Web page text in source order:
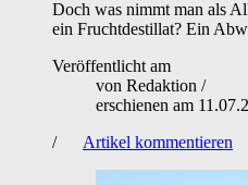
Doch was nimmt man als
ein Fruchtdestillat? Ein
Veröffentlicht am
von Redaktion /
erschienen am
/
Artikel kommentieren